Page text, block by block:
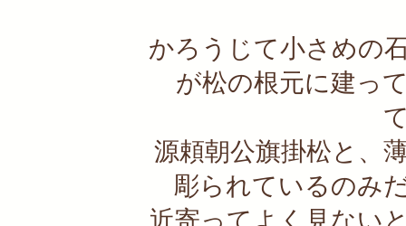
かろうじて小さめの
が松の根元に建っ
源頼朝公旗掛松と、
彫られているのみ
近寄ってよく見ない